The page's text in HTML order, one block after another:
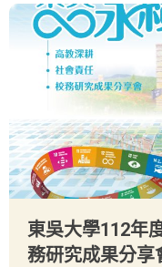
東吳大學112年
務研究成果分享